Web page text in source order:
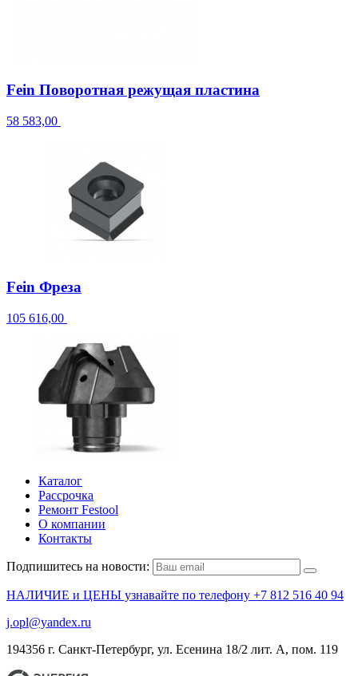
Fein Поворотная режущая пластина
58 583,00
Fein Фреза
105 616,00
Каталог
Рассрочка
Ремонт Festool
О компании
Контакты
Подпишитесь на новости:
НАЛИЧИЕ и ЦЕНЫ узнавайте по телефону +7 812 516 40 94
j.opl@yandex.ru
194356 г. Санкт-Петербург, ул. Есенина 18/2 лит. А, пом. 119